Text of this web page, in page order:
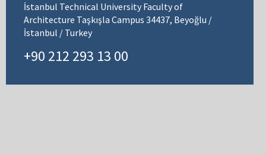
İstanbul Technical University Faculty of
Architecture Taşkışla Campus 34437, Beyoğlu /
İstanbul / Turkey
+90 212 293 13 00